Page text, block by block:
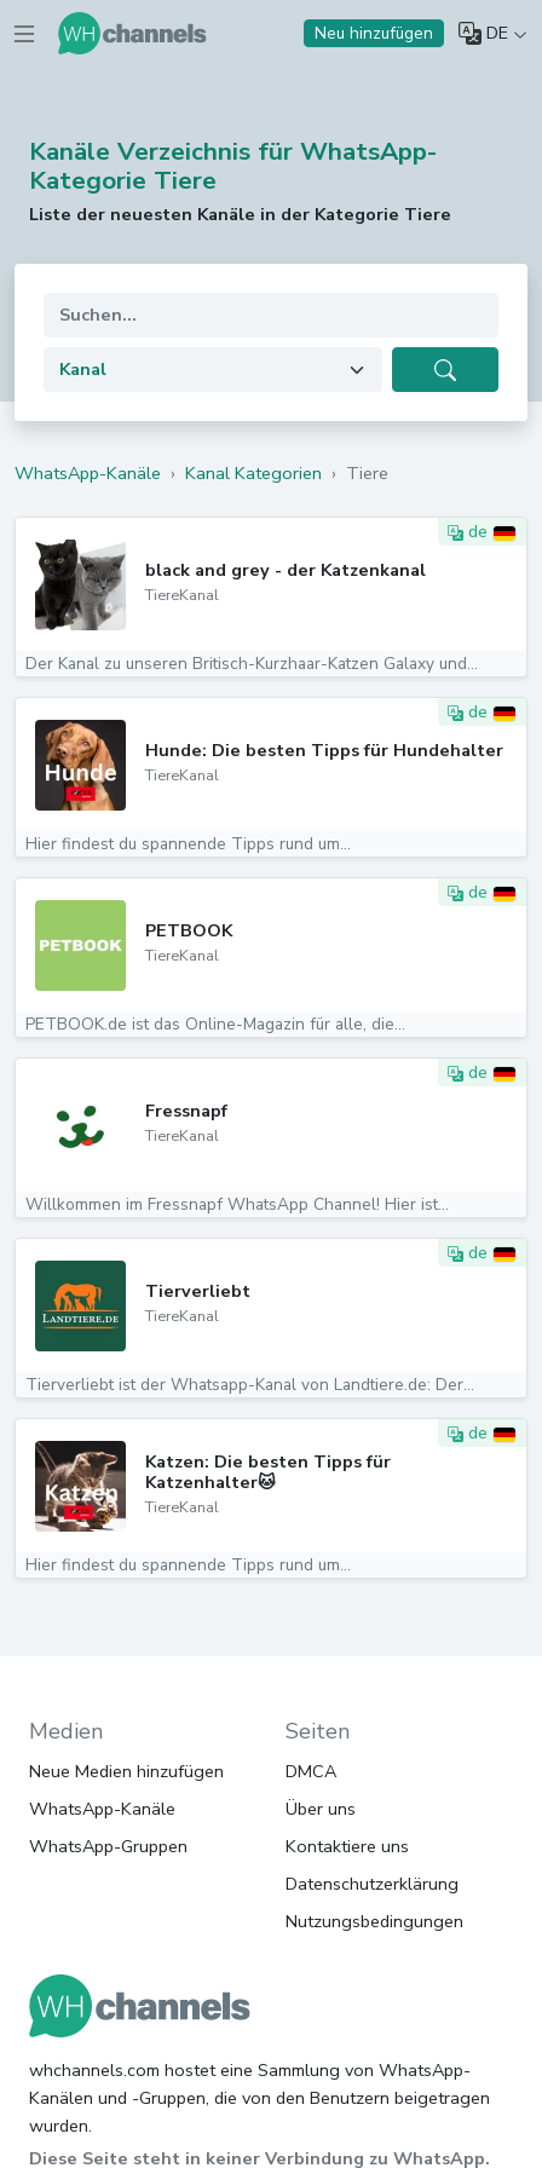
Neu hinzufügen DE
Kanäle Verzeichnis für WhatsApp-
Kategorie Tiere
Liste der neuesten Kanäle in der Kategorie Tiere
WhatsApp-Kanäle › Kanal Kategorien › Tiere
de
black and grey - der Katzenkanal
TiereKanal
Der Kanal zu unseren Britisch-Kurzhaar-Katzen Galaxy und...
de
Hunde: Die besten Tipps für Hundehalter
TiereKanal
Hier findest du spannende Tipps rund um...
de
PETBOOK
TiereKanal
PETBOOK.de ist das Online-Magazin für alle, die...
de
Fressnapf
TiereKanal
Willkommen im Fressnapf WhatsApp Channel! Hier ist...
de
Tierverliebt
TiereKanal
Tierverliebt ist der Whatsapp-Kanal von Landtiere.de: Der...
de
Katzen: Die besten Tipps für
Katzenhalter🐱
TiereKanal
Hier findest du spannende Tipps rund um...
Medien
Neue Medien hinzufügen
WhatsApp-Kanäle
WhatsApp-Gruppen
Seiten
DMCA
Über uns
Kontaktiere uns
Datenschutzerklärung
Nutzungsbedingungen
whchannels.com hostet eine Sammlung von WhatsApp-
Kanälen und -Gruppen, die von den Benutzern beigetragen
wurden.
Diese Seite steht in keiner Verbindung zu WhatsApp.